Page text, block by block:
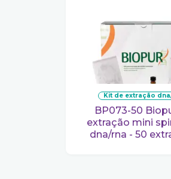
kit de extração
BP073-50 Biopur kit
extração mini
dna/rna - 50